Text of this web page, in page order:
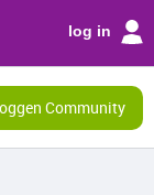
log in
Community